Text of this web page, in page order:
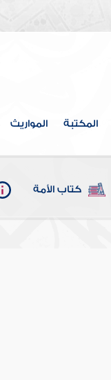
المكتبة المواريث
كتاب الأمة